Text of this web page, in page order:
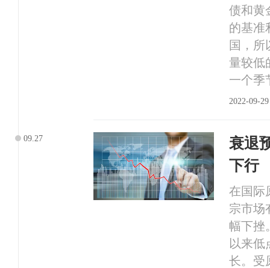
债和黄
的基准
国，所
量较低
一个季
2022-09-
09.27
衰退
下行
在国际
宗市场
幅下挫
以来低
长。受